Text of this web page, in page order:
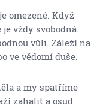
omezené. Když
vždy svobodná.
vůli. Záleží na
ve vědomí duše.
a my spatříme
zahalit a osud